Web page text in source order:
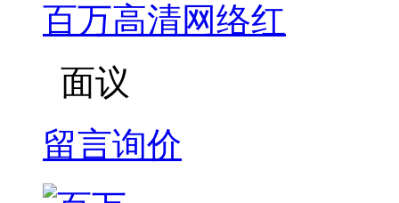
百万高清网络红
面议
留言询价